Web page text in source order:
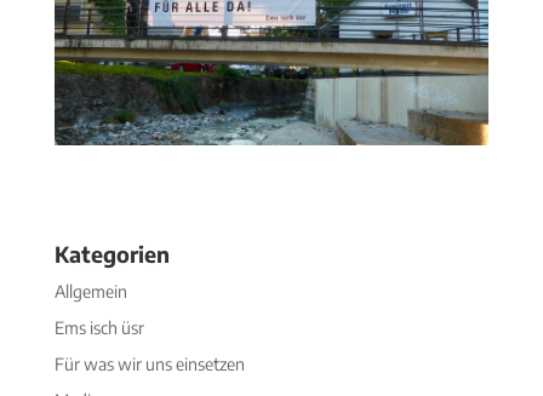
Kategorien
Allgemein
Ems isch üsr
Für was wir uns einsetzen